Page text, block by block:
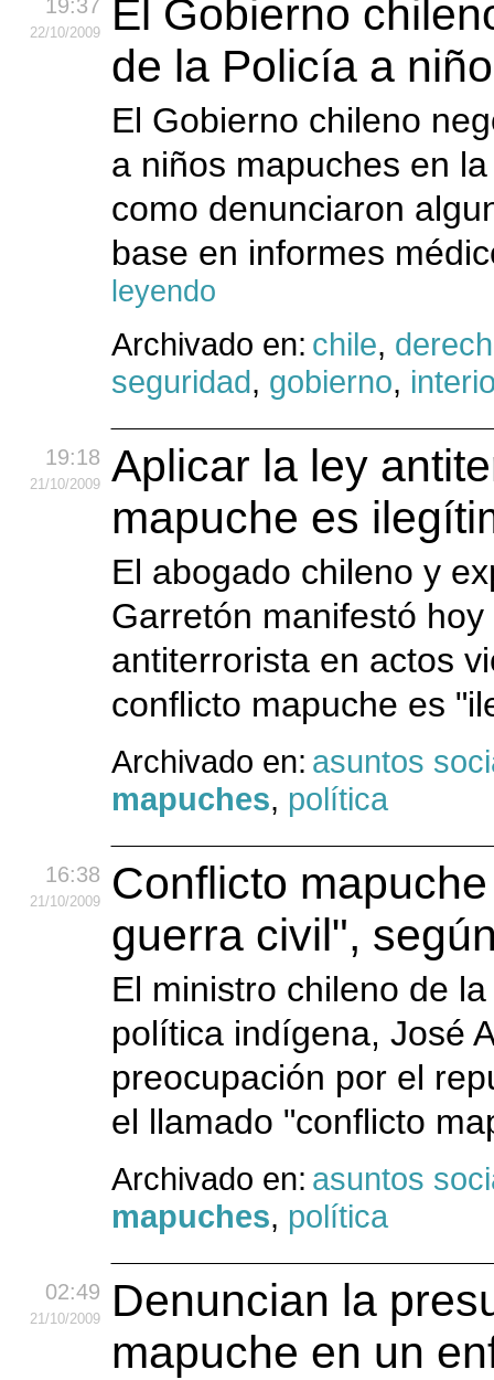
19:37
22/10/2009
El Gobierno
de la Policía a
El Gobierno chileno
a niños mapuches en
como denunciaron
base en informes
leyendo
Archivado en: chile,
seguridad, gobierno,
19:18
21/10/2009
Aplicar la ley
mapuche es
El abogado chileno y
Garretón manifestó
antiterrorista en actos
conflicto mapuche es
Archivado en: asuntos
mapuches, política
16:38
21/10/2009
Conflicto
guerra civil",
El ministro chileno de
política indígena, José
preocupación por el
el llamado "conflicto
Archivado en: asuntos
mapuches, política
02:49
21/10/2009
Denuncian la
mapuche en un